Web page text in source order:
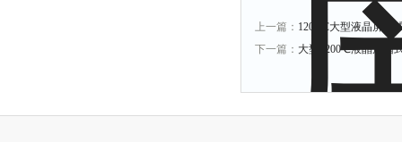
上一篇： 1200℃大型液晶屏箱
下一篇： 大型1200℃液晶屏箱